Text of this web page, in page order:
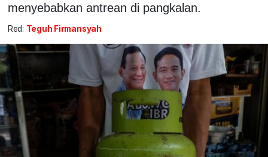
menyebabkan antrean di pangkalan.
Red: Teguh Firmansyah